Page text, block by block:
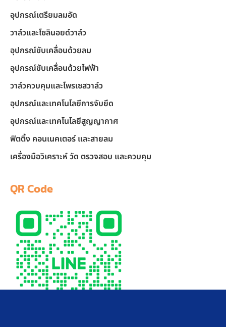
อุปกรณ์เตรียมลมอัด
วาล์วและโซลินอยด์วาล์ว
อุปกรณ์ขับเคลื่อนด้วยลม
อุปกรณ์ขับเคลื่อนด้วยไฟฟ้า
วาล์วควบคุมและโพรเซสวาล์ว
อุปกรณ์และเทคโนโลยีการจับยึด
อุปกรณ์และเทคโนโลยีสูญญากาศ
ฟิตติ้ง คอนเนคเตอร์ และสายลม
เครื่องมือวิเคราะห์ วัด ตรวจสอบ และควบคุม
QR Code